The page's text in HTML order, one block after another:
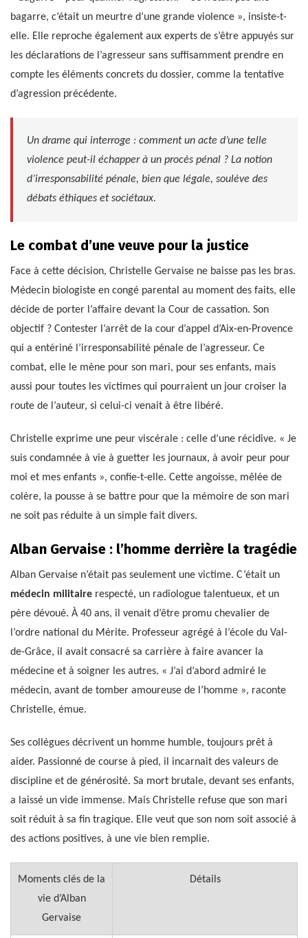
bagarre, c’était un meurtre d’une grande violence », insiste-t-
elle. Elle reproche également aux experts de s’être appuyés sur
les déclarations de l’agresseur sans suffisamment prendre en
compte les éléments concrets du dossier, comme la tentative
d’agression précédente.
Un drame qui interroge : comment un acte d’une telle
violence peut-il échapper à un procès pénal ? La notion
d’irresponsabilité pénale, bien que légale, soulève des
débats éthiques et sociétaux.
Le combat d’une veuve pour la justice
Face à cette décision, Christelle Gervaise ne baisse pas les bras.
Médecin biologiste en congé parental au moment des faits, elle
décide de porter l’affaire devant la Cour de cassation. Son
objectif ? Contester l’arrêt de la cour d’appel d’Aix-en-Provence
qui a entériné l’irresponsabilité pénale de l’agresseur. Ce
combat, elle le mène pour son mari, pour ses enfants, mais
aussi pour toutes les victimes qui pourraient un jour croiser la
route de l’auteur, si celui-ci venait à être libéré.
Christelle exprime une peur viscérale : celle d’une récidive. « Je
suis condamnée à vie à guetter les journaux, à avoir peur pour
moi et mes enfants », confie-t-elle. Cette angoisse, mêlée de
colère, la pousse à se battre pour que la mémoire de son mari
ne soit pas réduite à un simple fait divers.
Alban Gervaise : l’homme derrière la tragédie
Alban Gervaise n’était pas seulement une victime. C’était un
médecin militaire respecté, un radiologue talentueux, et un
père dévoué. À 40 ans, il venait d’être promu chevalier de
l’ordre national du Mérite. Professeur agrégé à l’école du Val-
de-Grâce, il avait consacré sa carrière à faire avancer la
médecine et à soigner les autres. « J’ai d’abord admiré le
médecin, avant de tomber amoureuse de l’homme », raconte
Christelle, émue.
Ses collègues décrivent un homme humble, toujours prêt à
aider. Passionné de course à pied, il incarnait des valeurs de
discipline et de générosité. Sa mort brutale, devant ses enfants,
a laissé un vide immense. Mais Christelle refuse que son mari
soit réduit à sa fin tragique. Elle veut que son nom soit associé à
des actions positives, à une vie bien remplie.
Moments clés de la
vie d’Alban
Gervaise
Détails